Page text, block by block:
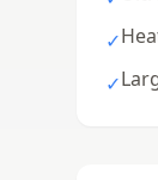
✓
✓